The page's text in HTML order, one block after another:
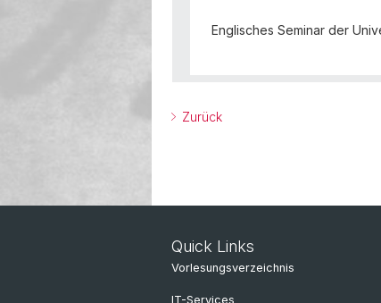
Englisches Seminar der
Zurück
Quick Links
Vorlesungsverzeichnis
IT-Services